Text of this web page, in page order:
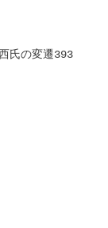
の変遷393